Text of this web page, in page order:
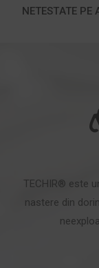
NETESTATE PE
TECHIR® este
nastere din